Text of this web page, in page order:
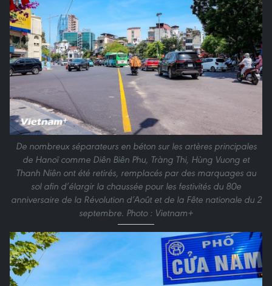
De nombreux séparateurs en béton sur les artères principales
de Hanoï comme Diên Biên Phu, Tràng Thi, Hùng Vuong et
Thanh Niên ont été retirés, remplacés par des marquages au
sol afin d’élargir la chaussée pour les festivités du 80e
anniversaire de la Révolution d’Août et de la Fête nationale du 2
septembre. Photo : Vietnam+